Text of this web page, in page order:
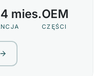
mies.OEM
CZĘŚCI